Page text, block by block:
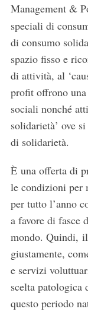
Management &
speciali di
di consumo
spazio fisso e
di attività, al
profit offrono
sociali nonché
solidarietà’ ove
di solidarietà.
È una offerta di
le condizioni per
per tutto l’anno
a favore di fasce
mondo. Quindi,
giustamente,
e servizi
scelta patologica
questo periodo